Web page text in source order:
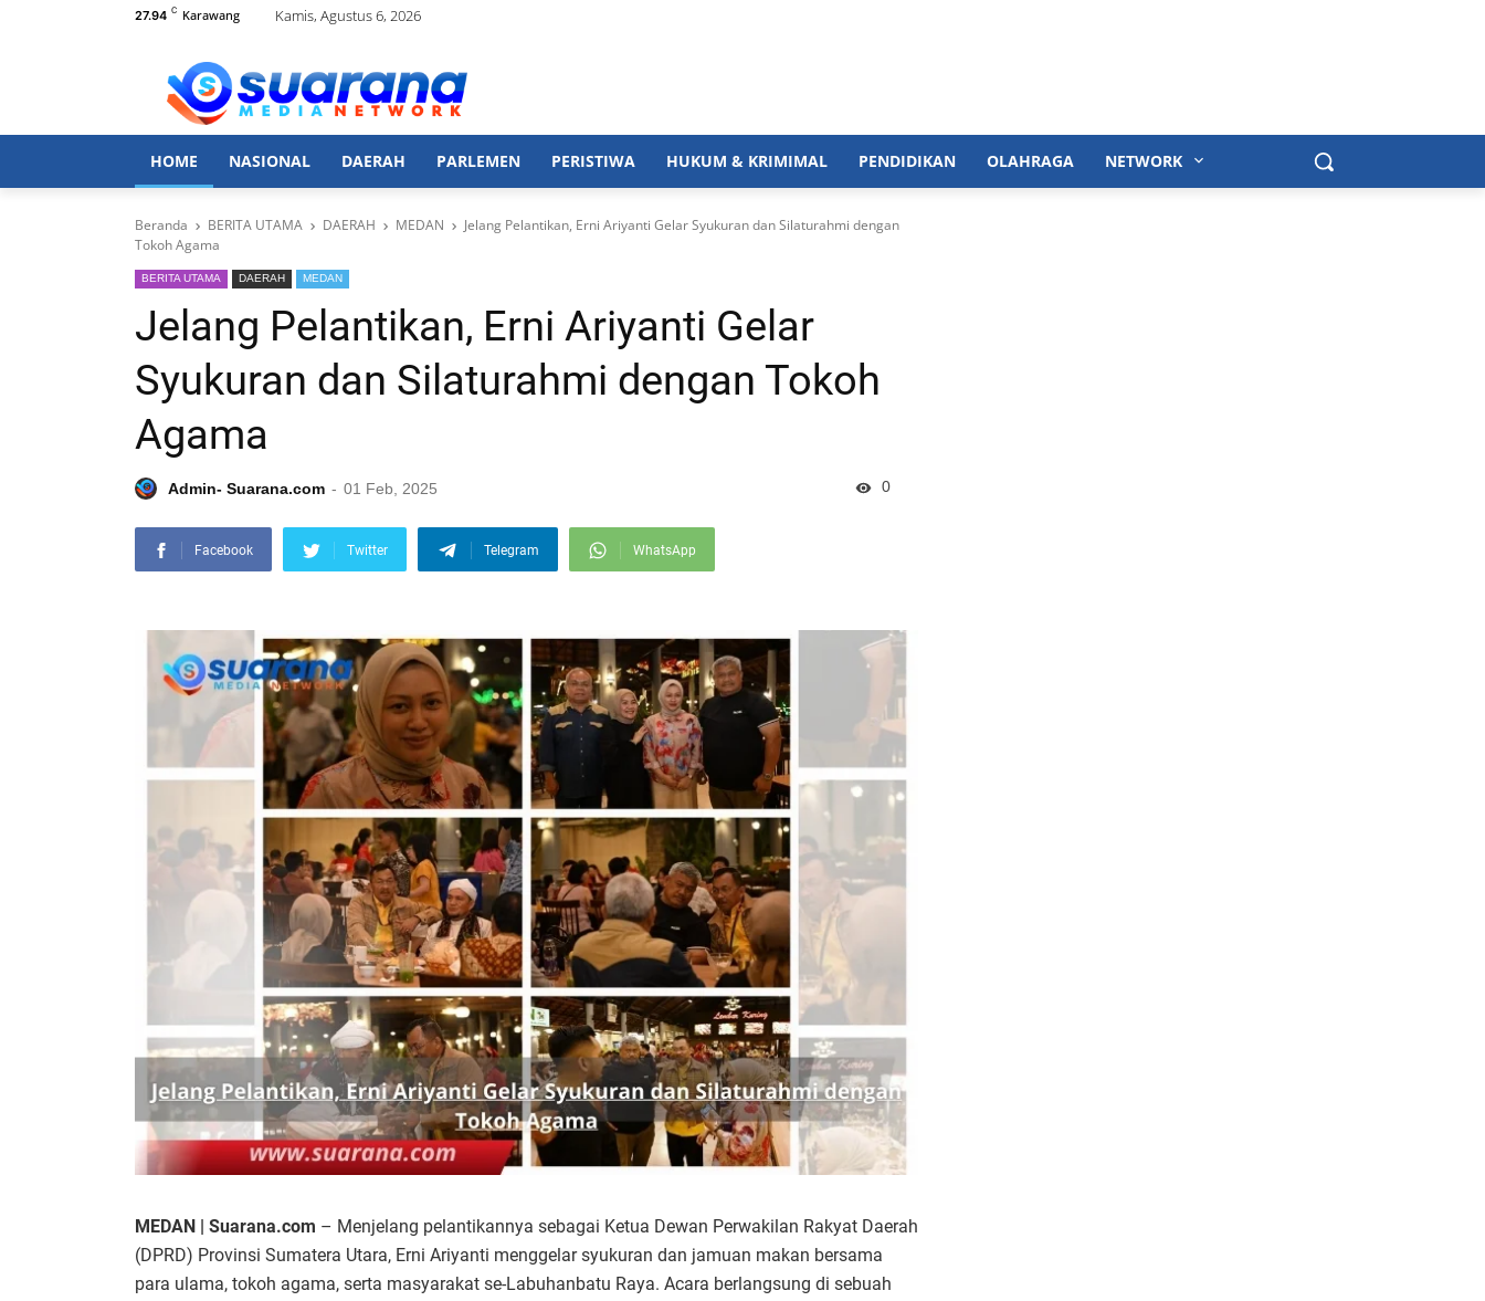
27.94 C Karawang Kamis, Agustus 6, 2026
HOME NASIONAL DAERAH PARLEMEN PERISTIWA HUKUM & KRIMIMAL PENDIDIKAN OLAHRAGA NETWORK
Beranda BERITA UTAMA DAERAH MEDAN
Jelang Pelantikan, Erni Ariyanti Gelar Syukuran dan Silaturahmi dengan
Tokoh Agama
BERITA UTAMA DAERAH MEDAN
Jelang Pelantikan, Erni Ariyanti Gelar
Syukuran dan Silaturahmi dengan Tokoh
Agama
Admin- Suarana.com 01 Feb, 2025 0
Facebook Twitter Telegram WhatsApp
MEDAN | Suarana.com – Menjelang pelantikannya sebagai Ketua Dewan Perwakilan Rakyat Daerah
(DPRD) Provinsi Sumatera Utara, Erni Ariyanti menggelar syukuran dan jamuan makan bersama
para ulama, tokoh agama, serta masyarakat se-Labuhanbatu Raya. Acara berlangsung di sebuah